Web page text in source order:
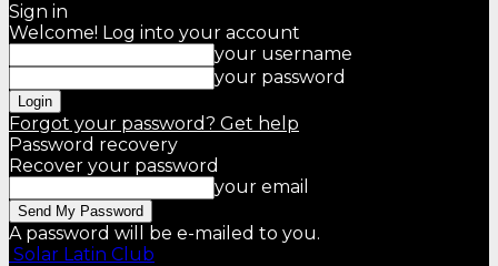
Sign in
Welcome! Log into your account
your username
your password
Forgot your password? Get help
Password recovery
Recover your password
your email
A password will be e-mailed to you.
Solar Latin Club